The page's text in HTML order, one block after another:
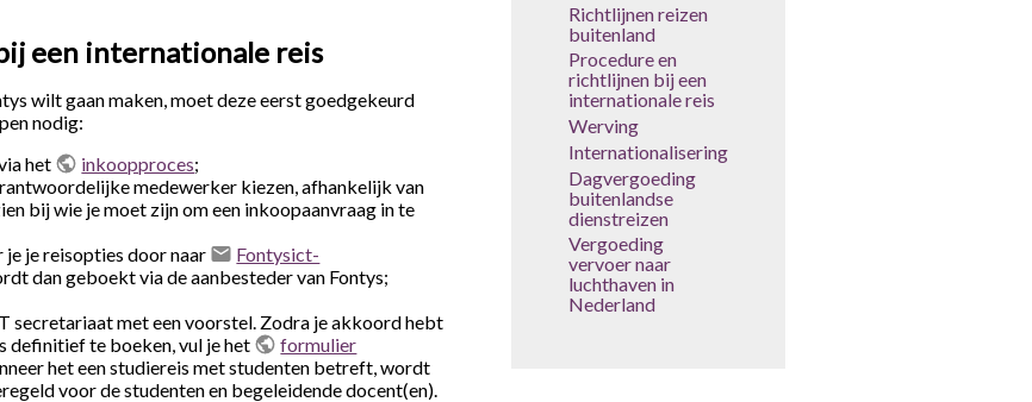
Richtlijnen reizen
buitenland
Procedure en
richtlijnen bij een
internationale reis
Werving
Internationalisering
Dagvergoeding
buitenlandse
dienstreizen
Vergoeding
vervoer naar
luchthaven in
Nederland
een internationale reis
wilt gaan maken, moet deze eerst goedgekeurd
nodig:
het
inkoopproces;
medewerker kiezen, afhankelijk van
bij wie je moet zijn om een inkoopaanvraag in te
je reisopties door naar
Fontysict-
dan geboekt via de aanbesteder van Fontys;
secretariaat met een voorstel. Zodra je akkoord hebt
definitief te boeken, vul je het
formulier
het een studiereis met studenten betreft, wordt
voor de studenten en begeleidende docent(en).